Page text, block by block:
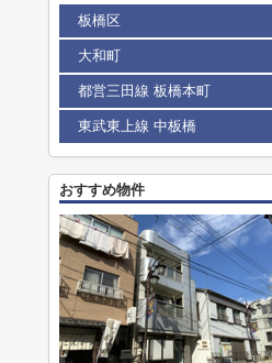
板橋区
大和町
都営三田線 板橋本町
東武東上線 中板橋
おすすめ物件